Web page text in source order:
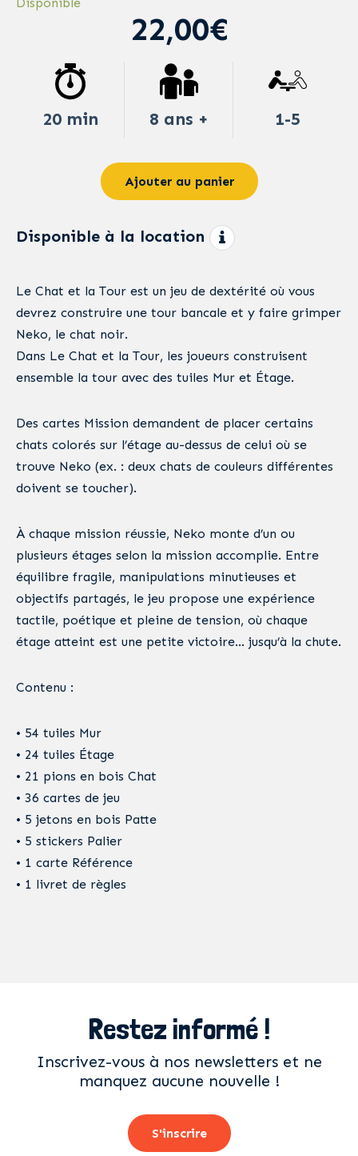
22,00€
20 min 8 ans + 1-5
Ajouter au panier
Disponible à la location
Le Chat et la Tour est un jeu de dextérité où vous
devrez construire une tour bancale et y faire grimper
Neko, le chat noir.
Dans Le Chat et la Tour, les joueurs construisent
ensemble la tour avec des tuiles Mur et Étage.
Des cartes Mission demandent de placer certains
chats colorés sur l’étage au-dessus de celui où se
trouve Neko (ex. : deux chats de couleurs différentes
doivent se toucher).
À chaque mission réussie, Neko monte d’un ou
plusieurs étages selon la mission accomplie. Entre
équilibre fragile, manipulations minutieuses et
objectifs partagés, le jeu propose une expérience
tactile, poétique et pleine de tension, où chaque
étage atteint est une petite victoire… jusqu’à la chute.
Contenu :
• 54 tuiles Mur
• 24 tuiles Étage
• 21 pions en bois Chat
• 36 cartes de jeu
• 5 jetons en bois Patte
• 5 stickers Palier
• 1 carte Référence
• 1 livret de règles
Restez informé !
Inscrivez-vous à nos newsletters et ne
manquez aucune nouvelle !
S'inscrire